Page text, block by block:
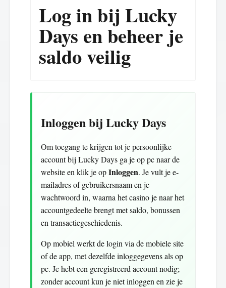
Log in bij Lucky
Days en beheer je
saldo veilig
Inloggen bij Lucky Days
Om toegang te krijgen tot je persoonlijke
account bij Lucky Days ga je op pc naar de
website en klik je opInloggen. Je vult je e-
mailadres of gebruikersnaam en je
wachtwoord in, waarna het casino je naar het
accountgedeelte brengt met saldo, bonussen
en transactiegeschiedenis.
Op mobiel werkt de login via de mobiele site
of de app, met dezelfde inloggegevens als op
pc. Je hebt een geregistreerd account nodig;
zonder account kun je niet inloggen en zie je